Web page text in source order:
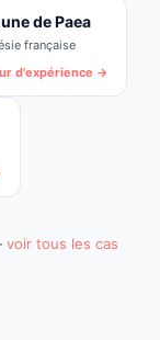
de Paea
française
d'expérience →
voir tous les cas